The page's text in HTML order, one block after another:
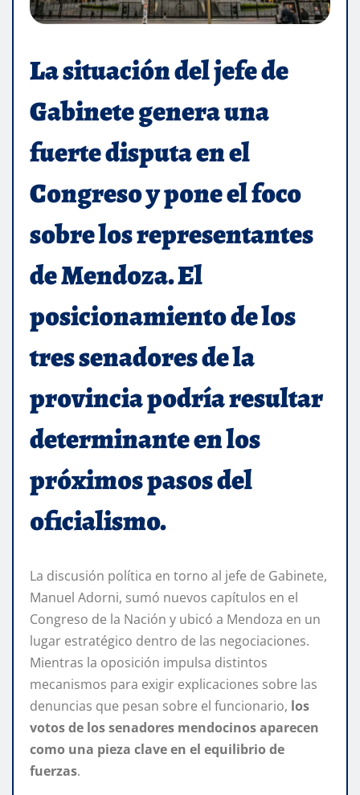
La situación del jefe de
Gabinete genera una
fuerte disputa en el
Congreso y pone el foco
sobre los representantes
de Mendoza. El
posicionamiento de los
tres senadores de la
provincia podría resultar
determinante en los
próximos pasos del
oficialismo.
La discusión política en torno al jefe de Gabinete,
Manuel Adorni, sumó nuevos capítulos en el
Congreso de la Nación y ubicó a Mendoza en un
lugar estratégico dentro de las negociaciones.
Mientras la oposición impulsa distintos
mecanismos para exigir explicaciones sobre las
denuncias que pesan sobre el funcionario, los
votos de los senadores mendocinos aparecen
como una pieza clave en el equilibrio de
fuerzas.